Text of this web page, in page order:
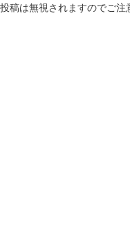
稿は無視されますのでご注